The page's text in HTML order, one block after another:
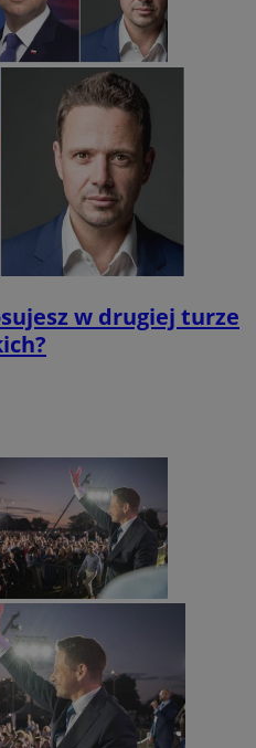
w drugiej turze